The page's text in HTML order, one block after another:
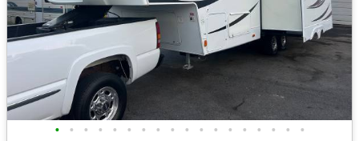
• • • • • • • • • • • • • • • • • •